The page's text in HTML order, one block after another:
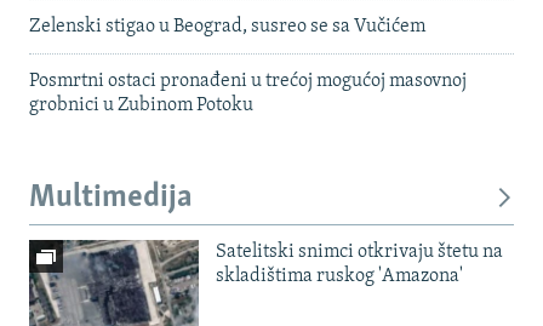
Zelenski stigao u Beograd, susreo se sa Vučićem
Posmrtni ostaci pronađeni u trećoj mogućoj masovnoj
grobnici u Zubinom Potoku
Multimedija
Satelitski snimci otkrivaju štetu na
skladištima ruskog 'Amazona'